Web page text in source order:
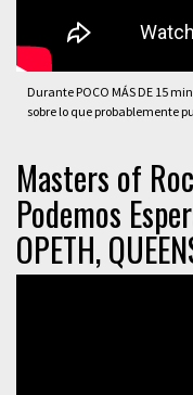
Durante POCO MÁS DE 15
sobre lo que probablemente
Masters of
Podemos
OPETH,